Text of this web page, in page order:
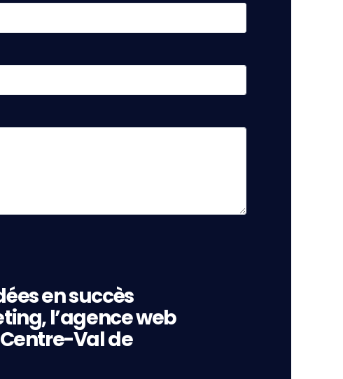
en succès
l’agence web
Val de